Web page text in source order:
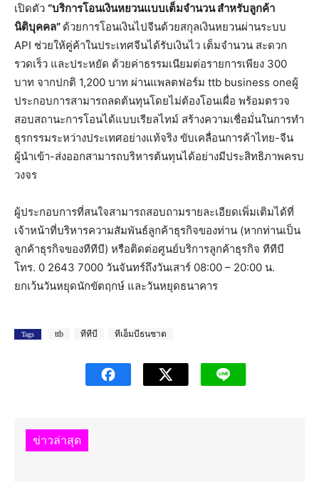
เปิดตัว “บริการโอนเงินหยวนแบบเต็มจำนวน สำหรับลูกค้า
นิติบุคคล” ด้วยการโอนเงินไปจีนด้วยสกุลเงินหยวนผ่านระบบ
API ช่วยให้คู่ค้าในประเทศจีนได้รับเงินไว เต็มจำนวน สะดวก
รวดเร็ว และประหยัด ด้วยค่าธรรมเนียมต่อรายการเพียง 300
บาท จากปกติ 1,200 บาท ผ่านแพลตฟอร์ม ttb business oneผู้
ประกอบการสามารถลดต้นทุนโดยไม่ต้องโอนเผื่อ พร้อมตรวจ
สอบสถานะการโอนได้แบบเรียลไทม์ สร้างความเชื่อมั่นในการทำ
ธุรกรรมระหว่างประเทศอย่างแท้จริง ขับเคลื่อนการค้าไทย-จีน
ผู้นำเข้า-ส่งออกสามารถบริหารต้นทุนได้อย่างมีประสิทธิภาพครบ
วงจร
ผู้ประกอบการที่สนใจสามารถสอบถามรายละเอียดเพิ่มเติมได้ที่
เจ้าหน้าที่บริหารความสัมพันธ์ลูกค้าธุรกิจของท่าน (หากท่านเป็น
ลูกค้าธุรกิจของทีทีบี) หรือติดต่อศูนย์บริการลูกค้าธุรกิจ ทีทีบี
โทร. 0 2643 7000 วันจันทร์ถึงวันเสาร์ 08:00 – 20:00 น.
ยกเว้นวันหยุดนักขัตฤกษ์ และวันหยุดธนาคาร
Tags ttb ทีทีบี ทีเอ็มบีธนชาต
ข่าวล่าสุด